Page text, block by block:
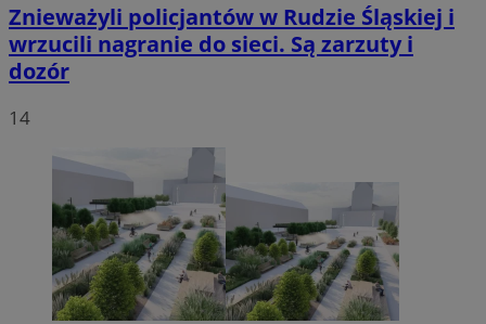
Znieważyli policjantów w Rudzie Śląskiej i
wrzucili nagranie do sieci. Są zarzuty i
dozór
14